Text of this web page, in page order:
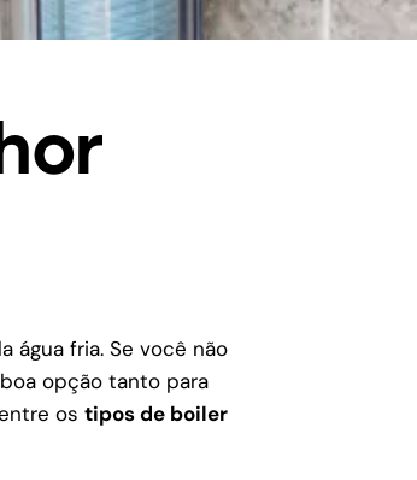
água fria. Se você não
opção tanto para
os tipos de boiler